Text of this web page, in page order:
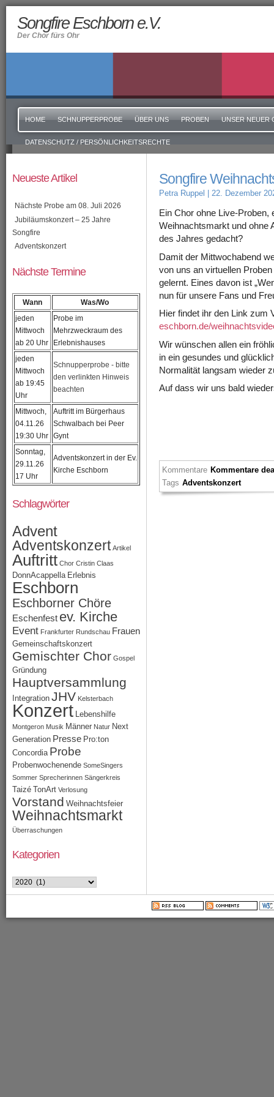
Songfire Eschborn e.V.
Der Chor fürs Ohr
HOME SCHNUPPERPROBE ÜBER UNS PROBEN UNSER NEUER
DATENSCHUTZ / PERSÖNLICHKEITSRECHTE
Songfire
Petra Ruppel | 22. Dezember
Ein Chor ohne Live-Proben,
Weihnachtsmarkt und ohne
des Jahres gedacht?
Damit der Mittwochabend
von uns an virtuellen
gelernt. Eines davon ist
nun für unsere Fans und
Hier findet ihr den Link zum
eschborn.de/
Wir wünschen allen ein
in ein gesundes und
Normalität langsam wieder
Auf dass wir uns bald
Kommentare Kommentare
Tags Adventskonzert
Neueste Artikel
Nächste Probe am 08. Juli 2026
Jubiläumskonzert – 25 Jahre
Songfire
Adventskonzert
Nächste Termine
Wann
Was/Wo
jeden
Mittwoch
ab 20 Uhr
Probe im
Mehrzweckraum des
Erlebnishauses
jeden
Mittwoch
ab 19:45
Uhr
Schnupperprobe - bitte
den verlinkten Hinweis
beachten
Mittwoch,
04.11.26
19:30 Uhr
Auftritt im Bürgerhaus
Schwalbach bei Peer
Gynt
Sonntag,
29.11.26
17 Uhr
Adventskonzert in der Ev.
Kirche Eschborn
Schlagwörter
Advent
Adventskonzert Artikel
Auftritt Chor Cristin Claas
DonnAcappella Erlebnis
Eschborn
Eschborner Chöre
Eschenfest ev. Kirche
Event Frankfurter Rundschau Frauen
Gemeinschaftskonzert
Gemischter Chor Gospel
Gründung
Hauptversammlung
Integration JHV Kelsterbach
Konzert Lebenshilfe
Montgeron Musik Männer Natur Next
Generation Presse Pro:ton
Concordia Probe
Probenwochenende SomeSingers
Sommer Sprecherinnen Sängerkreis
Taizé TonArt Verlosung
Vorstand Weihnachtsfeier
Weihnachtsmarkt
Überraschungen
Kategorien
Kategorien